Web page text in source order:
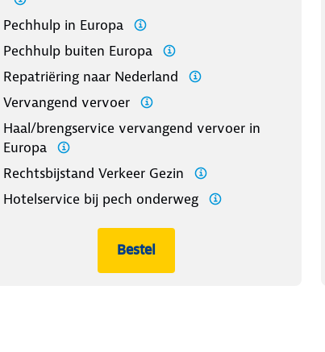
Pechhulp in Europa
Pechhulp buiten Europa
Repatriëring naar Nederland
Vervangend vervoer
Haal/brengservice vervangend vervoer in
Europa
Rechtsbijstand Verkeer Gezin
Hotelservice bij pech onderweg
BestelEuropa Plus Standaard